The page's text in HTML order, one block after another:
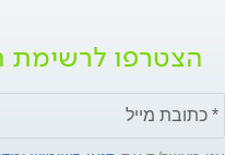
הצטרפו לרשימת